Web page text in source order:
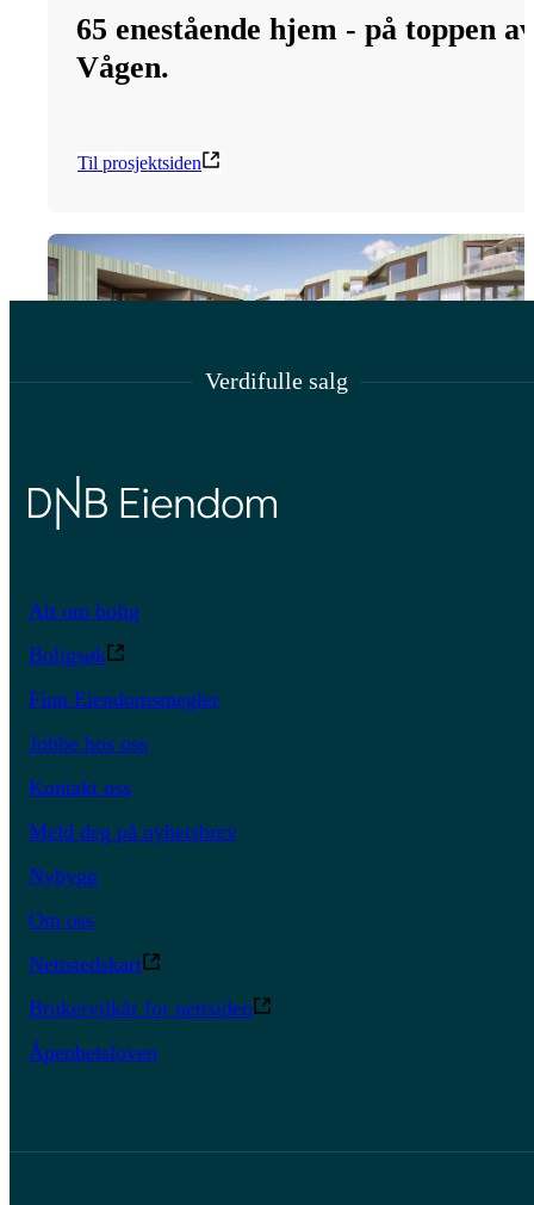
65 enestående hjem - på toppen av
Vågen.
Til prosjektsiden
40 romslige leiligheter fordelt på 3
leilighetsbygg.
Til prosjektet
Verdifulle salg
Alt om bolig
Boligsøk
Finn Eiendomsmegler
Jobbe hos oss
Kontakt oss
Meld deg på nyhetsbrev
Nybygg
Om oss
Nettstedskart
Brukervilkår for nettsiden
Åpenhetsloven